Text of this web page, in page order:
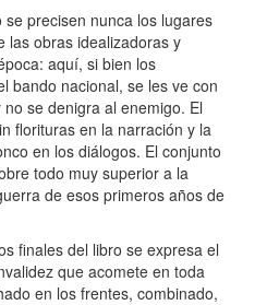
precisen nunca los lugares
las obras idealizadoras y
aquí, si bien los
bando nacional, se les ve con
se denigra al enemigo. El
florituras en la narración y la
en los diálogos. El conjunto
todo muy superior a la
de esos primeros años de
finales del libro se expresa el
que acomete en toda
en los frentes, combinado,